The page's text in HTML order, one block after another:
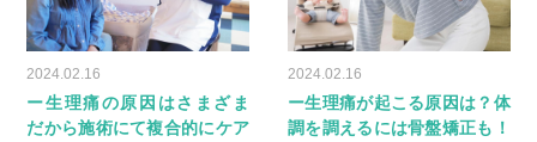
2024.02.16
ー生理痛の原因はさまざま
だから施術にて複合的にケア
2024.02.16
ー生理痛が起こる原因は？体
調を調えるには骨盤矯正も！